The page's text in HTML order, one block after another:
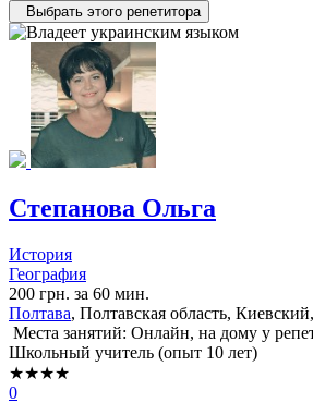
Выбрать этого репетитора
Степанова Ольга
История
География
200 грн. за 60 мин.
Полтава, Полтавская область,
Места занятий: Онлайн, на дому у
Школьный учитель (опыт 10 лет)
★★★★
0